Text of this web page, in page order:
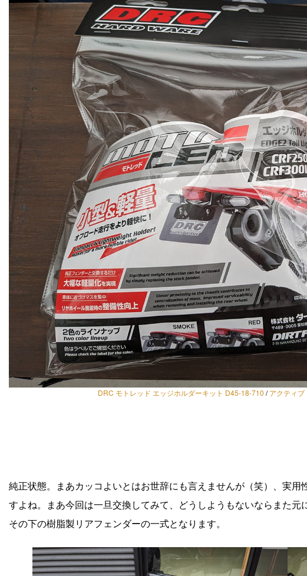
DRC モトレッド エッジホルダーキット D45-18-710 /アクティ
純正状態。まあカッコよいとはお世辞にも言えませんが（笑）、実
すよね。まあ今回は一旦交換してみて、どうしようもないならまた
その下の樹脂製リアフェンダーの一式となります。